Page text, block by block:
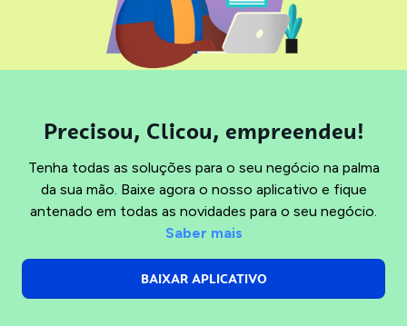
Precisou, Clicou, empreendeu!
Tenha todas as soluções para o seu negócio na palma
da sua mão. Baixe agora o nosso aplicativo e fique
antenado em todas as novidades para o seu negócio.
Saber mais
BAIXAR APLICATIVO